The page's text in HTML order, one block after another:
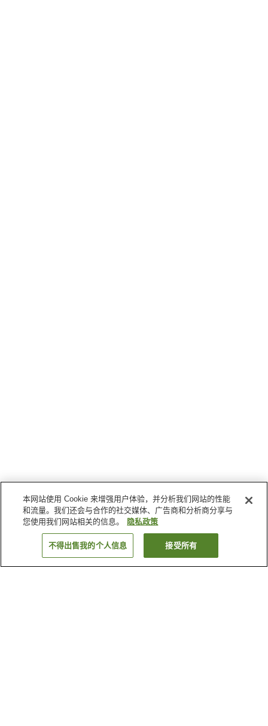
本网站使用 Cookie 来增强用户体验，并分析我们网站的性能
和流量。我们还会与合作的社交媒体、广告商和分析商分享与
您使用我们网站相关的信息。
隐私政策
不得出售我的个人信息 接受所有